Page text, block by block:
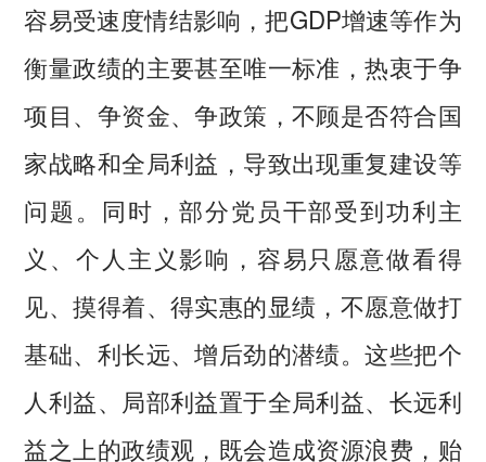
容易受速度情结影响，把GDP增速等作为
衡量政绩的主要甚至唯一标准，热衷于争
项目、争资金、争政策，不顾是否符合国
家战略和全局利益，导致出现重复建设等
问题。同时，部分党员干部受到功利主
义、个人主义影响，容易只愿意做看得
见、摸得着、得实惠的显绩，不愿意做打
基础、利长远、增后劲的潜绩。这些把个
人利益、局部利益置于全局利益、长远利
益之上的政绩观，既会造成资源浪费，贻